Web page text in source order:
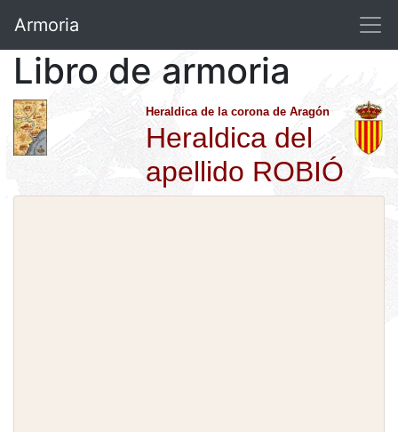
Armoria
Libro de armoria
Heraldica de la corona de Aragón
Heraldica del
apellido ROBIÓ